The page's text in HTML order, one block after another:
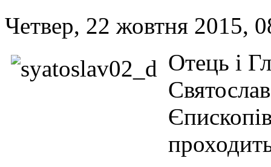
Четвер, 22 жовтня 2015,
Отець і